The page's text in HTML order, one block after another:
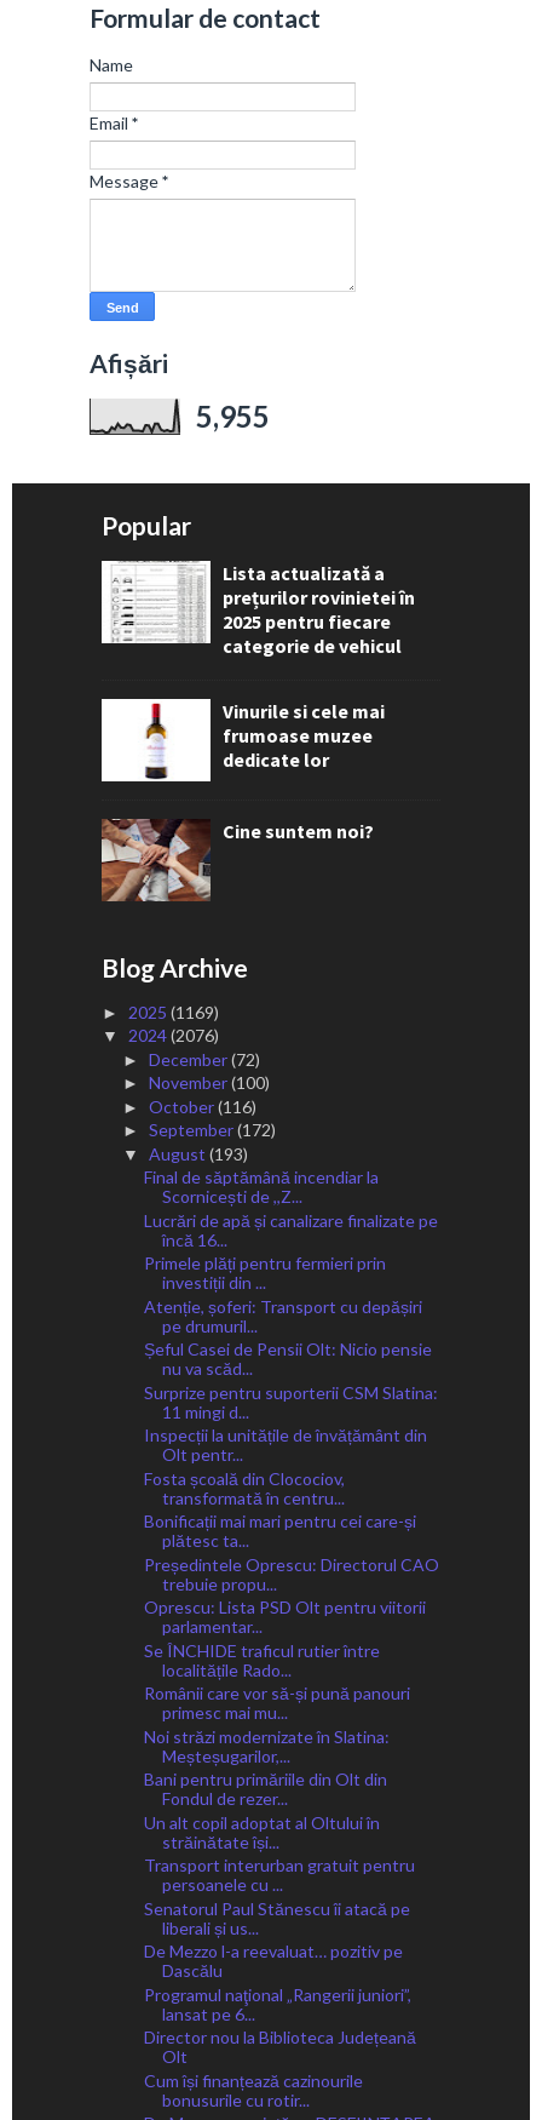
Formular de contact
Name
Email *
Message*
Afișări
5,955
Popular
Lista actualizată a
prețurilor rovinietei în
2025 pentru fiecare
categorie de vehicul
Vinurile si cele mai
frumoase muzee
dedicate lor
Cine suntem noi?
Blog Archive
► 2025 (1169)
▼ 2024(2076)
► December(72)
► November(100)
► October(116)
► September(172)
▼ August (193)
Final de săptămână incendiar la
Scornicești de ,,Z...
Lucrări de apă și canalizare finalizate pe
încă 16...
Primele plăți pentru fermieri prin
investiții din ...
Atenție, șoferi: Transport cu depășiri
pe drumuril...
Șeful Casei de Pensii Olt: Nicio pensie
nu va scăd...
Surprize pentru suporterii CSM Slatina:
11 mingi d...
Inspecții la unitățile de învățământ din
Olt pentr...
Fosta școală din Clocociov,
transformată în centru...
Bonificații mai mari pentru cei care-și
plătesc ta...
Președintele Oprescu: Directorul CAO
trebuie propu...
Oprescu: Lista PSD Olt pentru viitorii
parlamentar...
Se ÎNCHIDE traficul rutier între
localitățile Rado...
Românii care vor să-și pună panouri
primesc mai mu...
Noi străzi modernizate în Slatina:
Meșteșugarilor,...
Bani pentru primăriile din Olt din
Fondul de rezer...
Un alt copil adoptat al Oltului în
străinătate își...
Transport interurban gratuit pentru
persoanele cu ...
Senatorul Paul Stănescu îi atacă pe
liberali și us...
De Mezzo l-a reevaluat… pozitiv pe
Dascălu
Programul naţional „Rangerii juniori”,
lansat pe 6...
Director nou la Biblioteca Județeană
Olt
Cum își finanțează cazinourile
bonusurile cu rotir...